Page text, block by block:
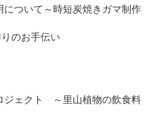
ついて～時短炭焼きガマ制作
お手伝い
ジェクト ～里山植物の飲食料